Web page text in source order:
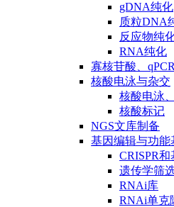
gDNA纯化
质粒DNA
反应物纯
RNA纯化
寡核苷酸、
核酸电泳与杂交
核酸电泳
核酸标记
NGS文库制备
基因编辑与功能
CRISPR
遗传学筛
RNAi库
RNAi单克